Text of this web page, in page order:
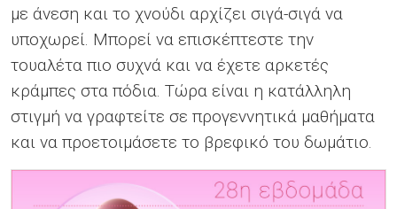
με άνεση και το χνούδι αρχίζει σιγά-σιγά να
υποχωρεί. Μπορεί να επισκέπτεστε την
τουαλέτα πιο συχνά και να έχετε αρκετές
κράμπες στα πόδια. Τώρα είναι η κατάλληλη
στιγμή να γραφτείτε σε προγεννητικά μαθήματα
και να προετοιμάσετε το βρεφικό του δωμάτιο.